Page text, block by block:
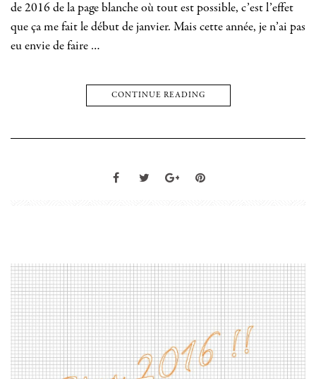
de 2016 de la page blanche où tout est possible, c’est l’effet
que ça me fait le début de janvier. Mais cette année, je n’ai pas
eu envie de faire …
CONTINUE READING